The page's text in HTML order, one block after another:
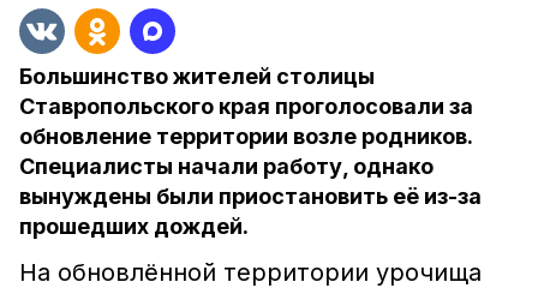
Большинство жителей столицы
Ставропольского края проголосовали за
обновление территории возле родников.
Специалисты начали работу, однако
вынуждены были приостановить её из-за
прошедших дождей.
На обновлённой территории урочища